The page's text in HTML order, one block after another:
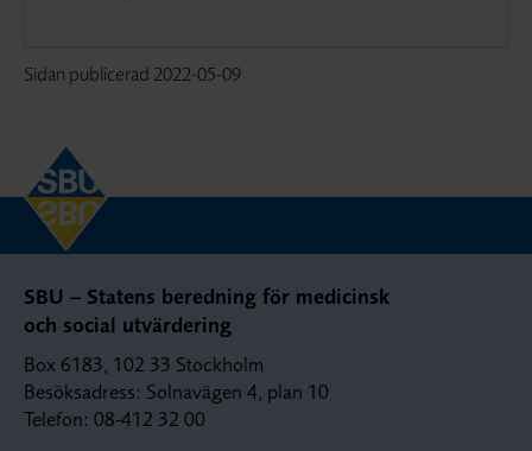
Sidan publicerad 2022-05-09
SBU – Statens beredning för medicinsk
och social utvärdering
Box 6183, 102 33 Stockholm
Besöksadress: Solnavägen 4, plan 10
Telefon: 08-412 32 00